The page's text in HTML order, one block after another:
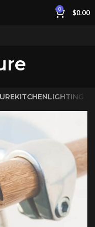
0 $0.00
KITCHENLIGHTING